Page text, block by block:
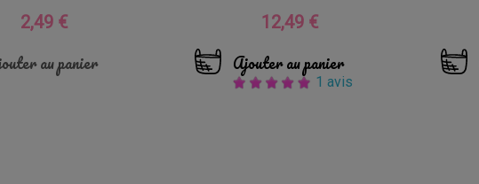
Prix
2,49 €
au panier
Prix
12,49 €
Ajouter au panier
1 avis